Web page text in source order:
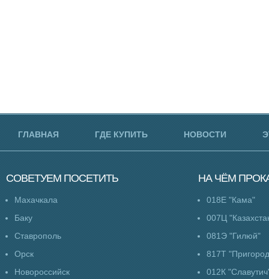
ГЛАВНАЯ ГДЕ КУПИТЬ НОВОСТИ
СОВЕТУЕМ ПОСЕТИТЬ
Махачкала
Баку
Ставрополь
Орск
Новороссийск
НА ЧЁМ
018Е "Кама"
007Ц
081Э "Гилюй"
817Т
012К